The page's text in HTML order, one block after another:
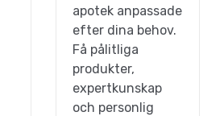
apotek anpassade
efter dina behov.
Få pålitliga
produkter,
expertkunskap
och personlig